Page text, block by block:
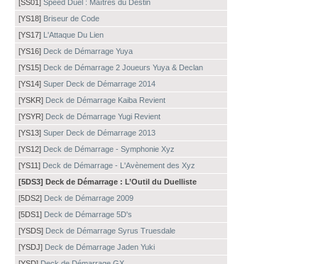
[SS01] Speed Duel : Maîtres du Destin
[YS18] Briseur de Code
[YS17] L'Attaque Du Lien
[YS16] Deck de Démarrage Yuya
[YS15] Deck de Démarrage 2 Joueurs Yuya & Declan
[YS14] Super Deck de Démarrage 2014
[YSKR] Deck de Démarrage Kaiba Revient
[YSYR] Deck de Démarrage Yugi Revient
[YS13] Super Deck de Démarrage 2013
[YS12] Deck de Démarrage - Symphonie Xyz
[YS11] Deck de Démarrage - L'Avènement des Xyz
[5DS3] Deck de Démarrage : L’Outil du Duelliste
[5DS2] Deck de Démarrage 2009
[5DS1] Deck de Démarrage 5D's
[YSDS] Deck de Démarrage Syrus Truesdale
[YSDJ] Deck de Démarrage Jaden Yuki